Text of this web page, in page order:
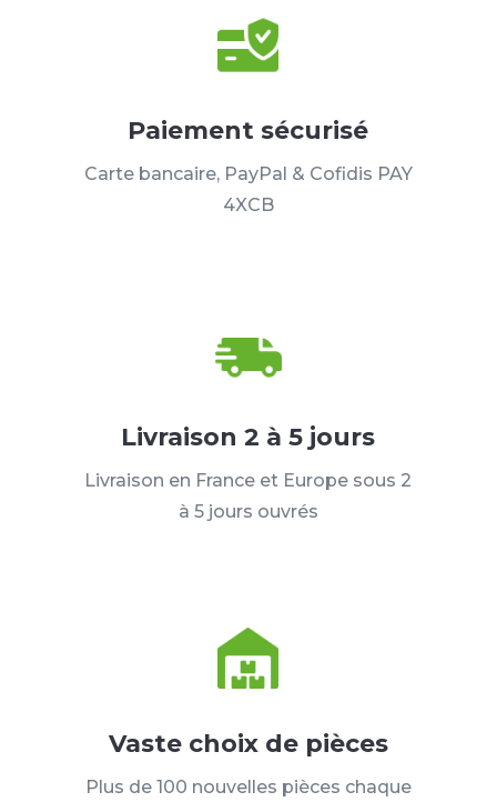
Paiement sécurisé
Carte bancaire, PayPal & Cofidis PAY
4XCB
Livraison 2 à 5 jours
Livraison en France et Europe sous 2
à 5 jours ouvrés
Vaste choix de pièces
Plus de 100 nouvelles pièces chaque